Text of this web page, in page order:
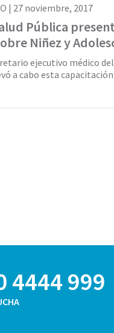
| 27 noviembre, 2017
Pública
Niñez y
ejecutivo médico
a cabo esta
4444 999